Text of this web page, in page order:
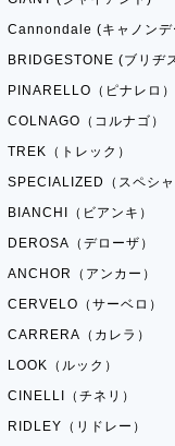
Cannondale (キャノンデ
BRIDGESTONE (ブリヂ
PINARELLO（ピナレロ）
COLNAGO（コルナゴ）
TREK（トレック）
SPECIALIZED（スペシャ
BIANCHI（ビアンキ）
DEROSA（デローザ）
ANCHOR（アンカー）
CERVELO（サーベロ）
CARRERA（カレラ）
LOOK（ルック）
CINELLI（チネリ）
RIDLEY（リドレー）